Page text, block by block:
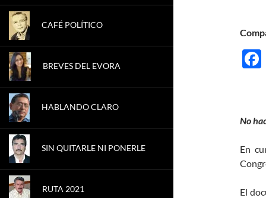
No
En
El
CAFÉ POLÍTICO
BREVES DEL EVORA
HABLANDO CLARO
SIN QUITARLE NI PONERLE
RUTA 2021